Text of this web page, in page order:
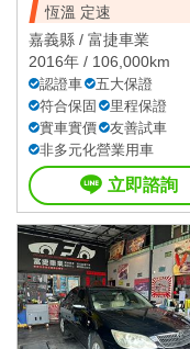
恆溫 定速
嘉義縣 / 富捷車業
2016年 / 106,000km
認證車
五大保證
符合保固
里程保證
實車實價
友善試車
非多元化營業用車
立即諮詢